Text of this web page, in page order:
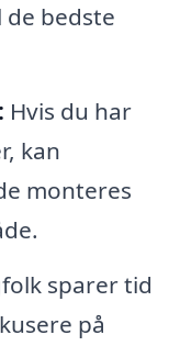
de bedste
Hvis du har
kan
monteres
sparer tid
på